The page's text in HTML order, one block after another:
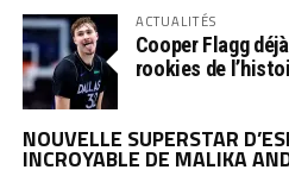
ACTUALITÉS
Cooper Flagg
rookies de
NOUVELLE SUPERSTAR
INCROYABLE DE MALIKA